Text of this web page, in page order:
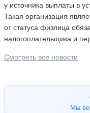
Мы
у источника выплаты в
Такая организация
от статуса физлица
налогоплательщика и
Смотреть все новости